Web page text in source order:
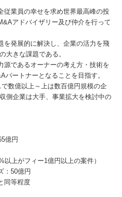
従業員の幸せを求め世界最高峰の投
アドバイザリー及び仲介を行って
を発展的に解決し、企業の活力を飛
大きな課題である。
源であるオーナーの考え方・技術を
パートナーとなることを目指す。
数億以上～上は数百億円規模の企
側企業は大手、事業拡大を検討中の
億円
以上がフィー1億円以上の案件）
：50億円
同等程度